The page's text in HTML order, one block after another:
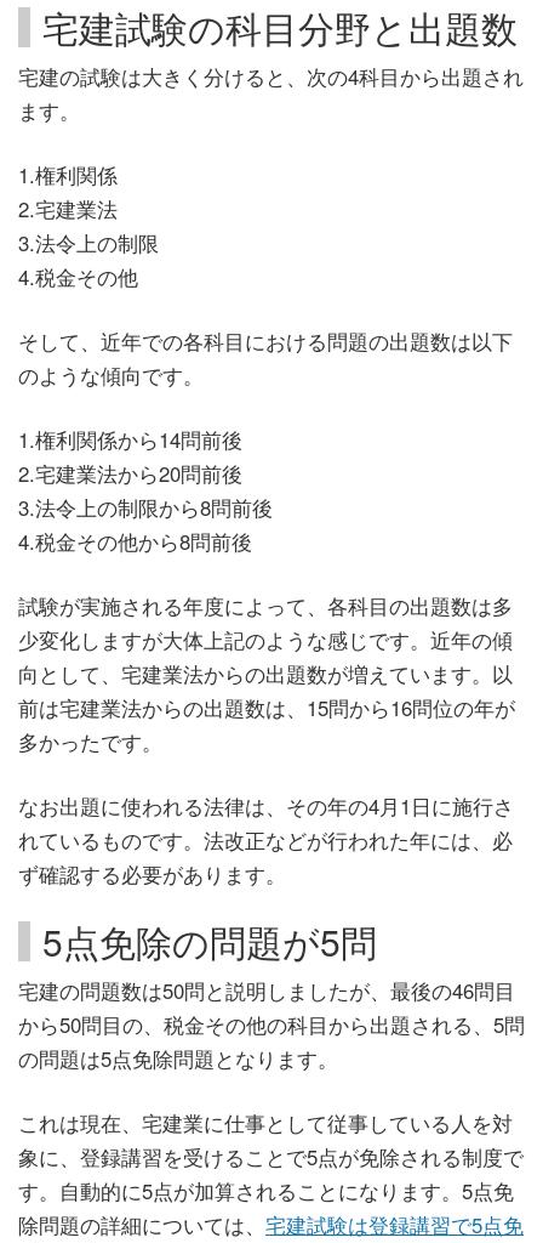
宅建試験の科目分野と出題数
宅建の試験は大きく分けると、次の4科目から出題され
ます。
1.権利関係
2.宅建業法
3.法令上の制限
4.税金その他
そして、近年での各科目における問題の出題数は以下
のような傾向です。
1.権利関係から14問前後
2.宅建業法から20問前後
3.法令上の制限から8問前後
4.税金その他から8問前後
試験が実施される年度によって、各科目の出題数は多
少変化しますが大体上記のような感じです。近年の傾
向として、宅建業法からの出題数が増えています。以
前は宅建業法からの出題数は、15問から16問位の年が
多かったです。
なお出題に使われる法律は、その年の4月1日に施行さ
れているものです。法改正などが行われた年には、必
ず確認する必要があります。
5点免除の問題が5問
宅建の問題数は50問と説明しましたが、最後の46問目
から50問目の、税金その他の科目から出題される、5問
の問題は5点免除問題となります。
これは現在、宅建業に仕事として従事している人を対
象に、登録講習を受けることで5点が免除される制度で
す。自動的に5点が加算されることになります。5点免
除問題の詳細については、 宅建試験は登録講習で5点免